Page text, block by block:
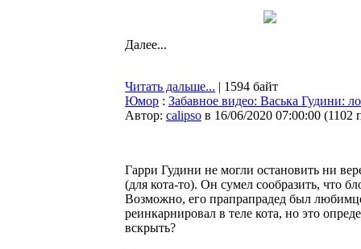
Далее...
Читать дальше... | 1594 байт
Юмор : Забавное видео: Васька Гудини:
Автор: calipso в 16/06/2020 07:00:00 (1102
Гарри Гудини не могли остановить ни
(для кота-то). Он сумел сообразить, что
Возможно, его прапрапрадед был
реинкарнировал в теле кота, но это
вскрыть?